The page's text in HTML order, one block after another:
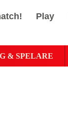
Play
& SPELARE